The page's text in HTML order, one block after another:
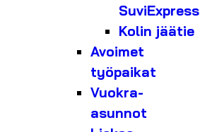
SuviExpress
Kolin jäätie
Avoimet
työpaikat
Vuokra-
asunnot